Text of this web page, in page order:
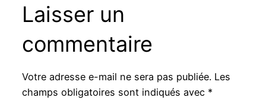
Laisser un
commentaire
Votre adresse e-mail ne sera pas publiée. Les
champs obligatoires sont indiqués avec *